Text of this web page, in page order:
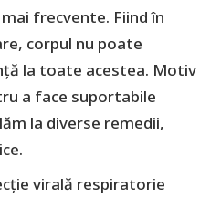
frecvente. Fiind în
corpul nu poate
la toate acestea. Motiv
a face suportabile
la diverse remedii,
virală respiratorie